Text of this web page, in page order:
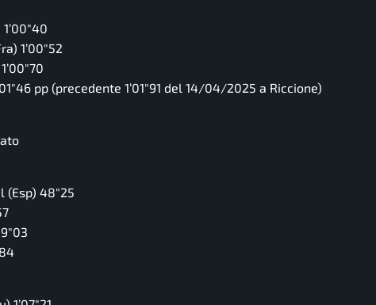
1’00″52
pp (precedente 1’01″91 del 14/04/2025 a Riccione)
(Esp) 48″25